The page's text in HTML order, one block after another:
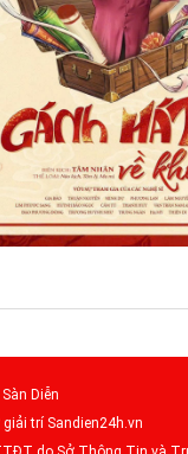
Diễn
trí Sandien24h.vn